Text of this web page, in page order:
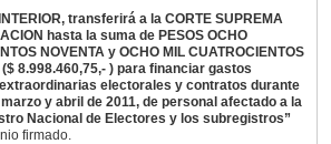
transferirá a la CORTE SUPREMA
hasta la suma de PESOS OCHO
NOVENTA y OCHO MIL CUATROCIENTOS
8.998.460,75,- ) para financiar gastos
electorales y contratos durante
y abril de 2011, de personal afectado a la
Nacional de Electores y los subregistros”
firmado.